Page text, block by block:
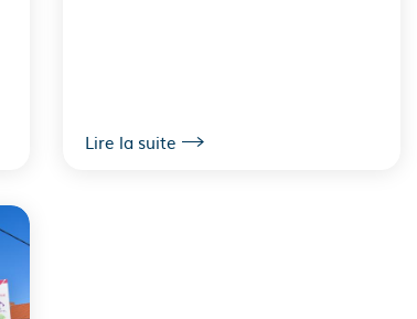
Lire la suite